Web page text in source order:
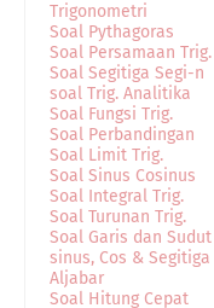
Trigonometri
Soal Pythagoras
Soal Persamaan Trig.
Soal Segitiga Segi-n
soal Trig. Analitika
Soal Fungsi Trig.
Soal Perbandingan
Soal Limit Trig.
Soal Sinus Cosinus
Soal Integral Trig.
Soal Turunan Trig.
Soal Garis dan Sudut
sinus, Cos & Segitiga
Aljabar
Soal Hitung Cepat